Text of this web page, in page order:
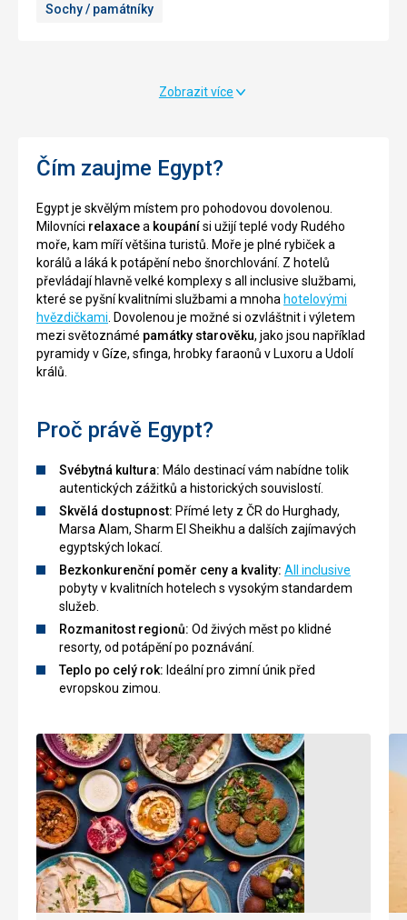
Sochy / památníky
hedvábím
zakoupit
různé
turisty,
koření,
sošky,
látky
další.
Bazar
patří
okusíte
egypskou
atmosféru.
jestli
smlouvání
ceny
šálku
mátového
čaje
vodní
dýmky
nedalekých
kavárnách.
tohoto
městě.
Často
také
setkáte
názvem
Alabastrová
mešita,
toto
pojmenování
mešita
dostala
který
použit
pokrytí
vnějších
povrchů.
Muhammada
postavena
osmanském
architektonickém
stylu,
vojenský
velitel
zde
Zobrazit více
Čím zaujme Egypt?
Egypt je skvělým místem pro pohodovou dovolenou.
Milovníci relaxacea koupánísi užijí teplé vody Rudého
moře, kam míří většina turistů. Moře je plné rybiček a
korálů a láká k potápění nebo šnorchlování. Z hotelů
převládají hlavně velké komplexy s all inclusive službami,
které se pyšní kvalitními službami a mnoha hotelovými
hvězdičkami. Dovolenou je možné si ozvláštnit i výletem
mezi světoznámé památky starověku, jako jsou například
pyramidy v Gíze, sfinga, hrobky faraonů v Luxoru a Udolí
králů.
Proč právě Egypt?
Svébytná kultura: Málo destinací vám nabídne tolik
autentických zážitků a historických souvislostí.
Skvělá dostupnost: Přímé lety z ČR do Hurghady,
Marsa Alam, Sharm El Sheikhu a dalších zajímavých
egyptských lokací.
Bezkonkurenční poměr ceny a kvality: All inclusive
pobyty v kvalitních hotelech s vysokým standardem
služeb.
Rozmanitost regionů: Od živých měst po klidné
resorty, od potápění po poznávání.
Teplo po celý rok: Ideální pro zimní únik před
evropskou zimou.